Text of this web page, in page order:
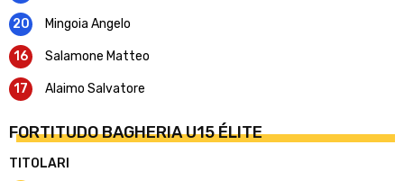
20 Mingoia Angelo
16 Salamone Matteo
17 Alaimo Salvatore
FORTITUDO BAGHERIA U15 ÉLITE
TITOLARI